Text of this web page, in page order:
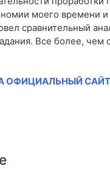
моего времени и
сравнительный
Все более, чем
ОФИЦИАЛЬНЫЙ САЙТ